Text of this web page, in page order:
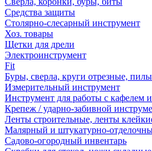
Средства защиты
Столярно-слесарный инструмент
Хоз. товары
Щетки для дрели
Электроинструмент
Fit
Буры, сверла, круги отрезные,
Измерительный инструмент
Инструмент для работы с кафелем
Крепеж / ударно-забивной
Ленты строительные, ленты
Малярный и штукатурно-
Садово-огородный инвентарь